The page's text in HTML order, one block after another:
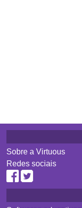
Sobre a Virtuous
Redes sociais